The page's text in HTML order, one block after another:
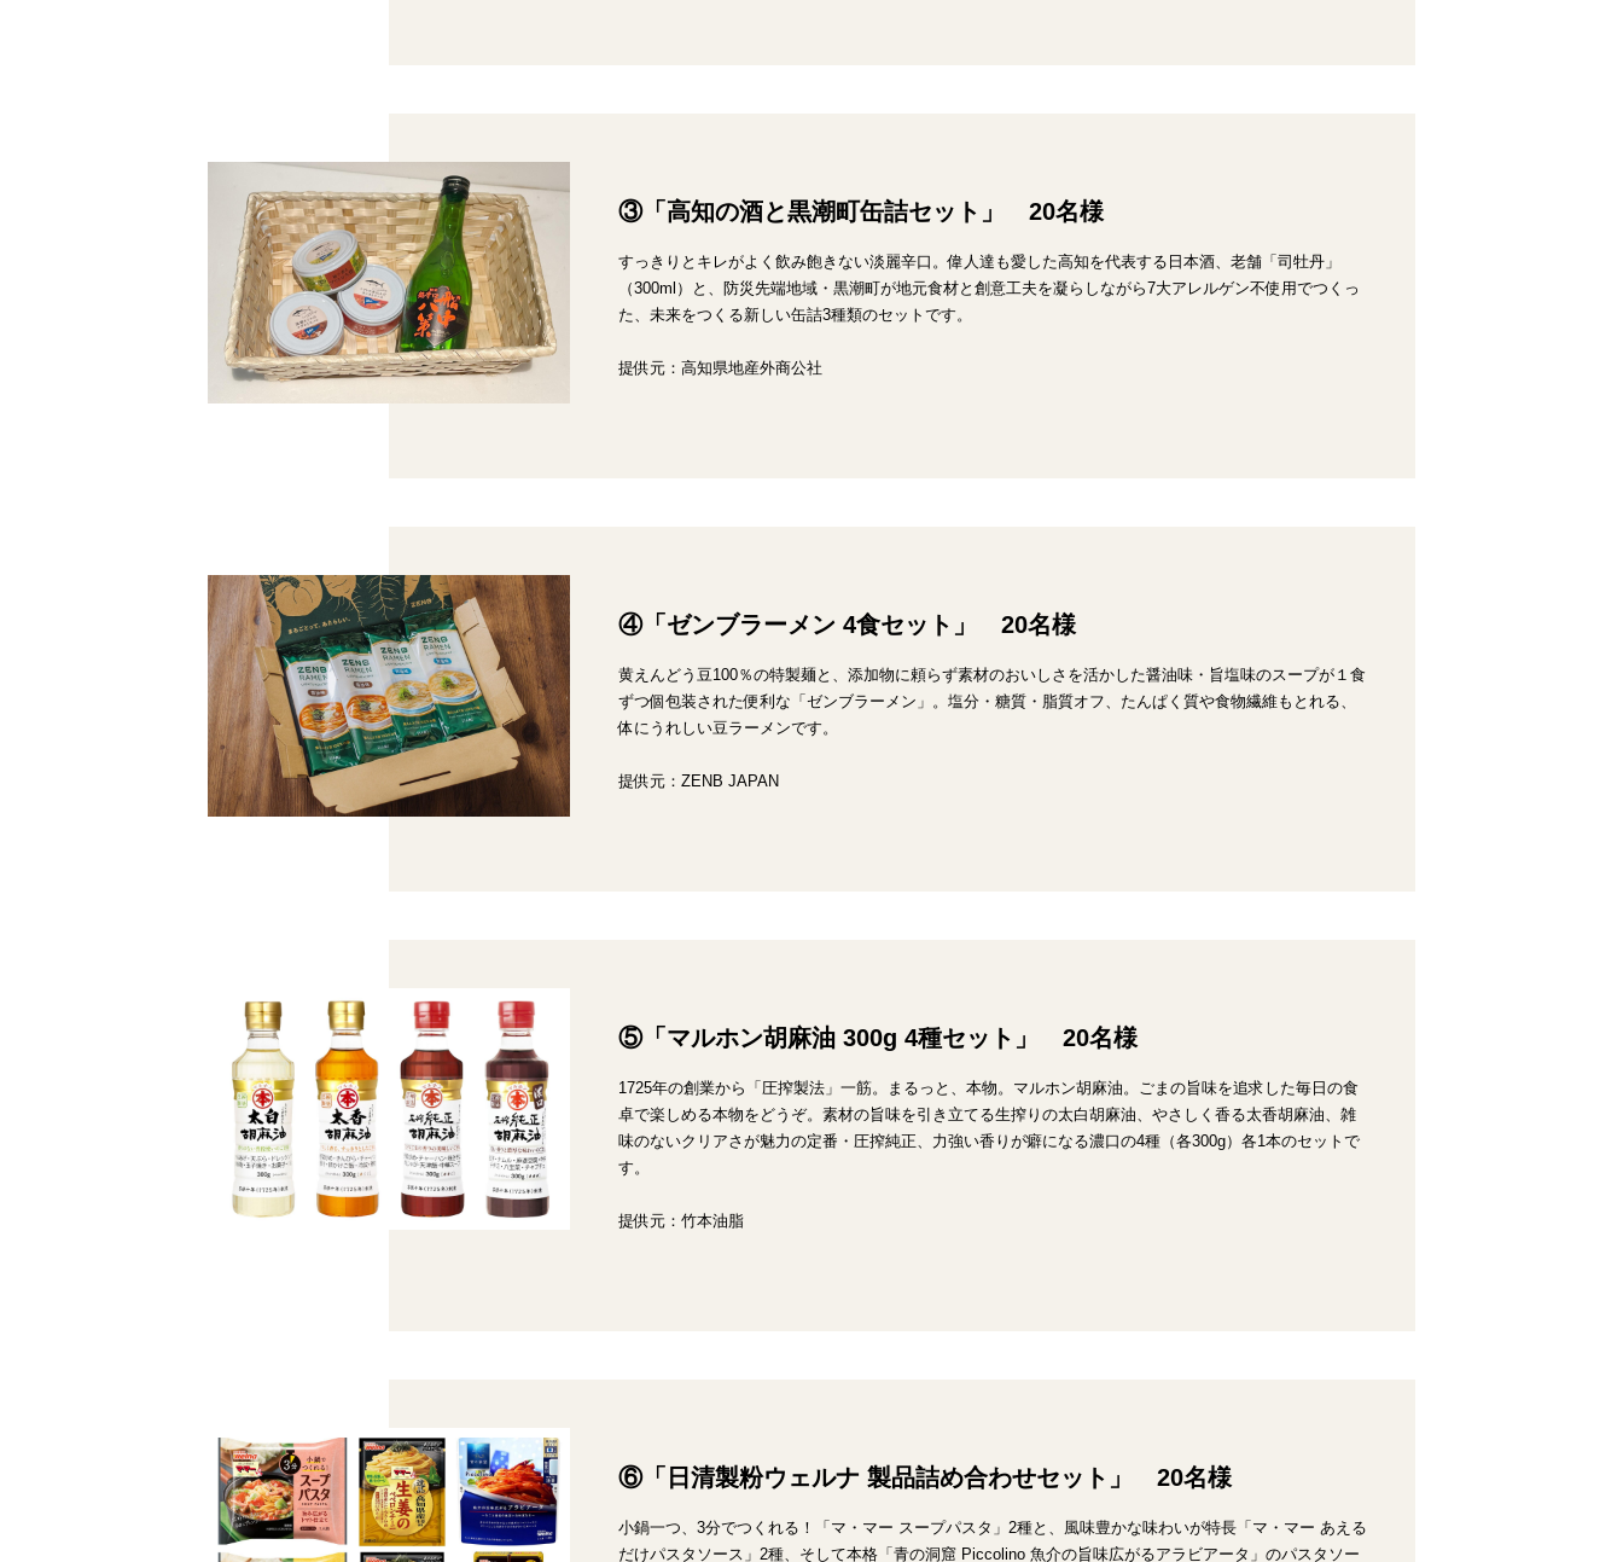
③「高知の酒と黒潮町缶詰セット」 20名様
すっきりとキレがよく飲み飽きない淡麗辛口。偉人達も愛した高知を代表する日本酒、老舗「司牡丹」
（300ml）と、防災先端地域・黒潮町が地元食材と創意工夫を凝らしながら7大アレルゲン不使用でつくっ
た、未来をつくる新しい缶詰3種類のセットです。
提供元：高知県地産外商公社
④「ゼンブラーメン 4食セット」 20名様
黄えんどう豆100％の特製麺と、添加物に頼らず素材のおいしさを活かした醤油味・旨塩味のスープが１食
ずつ個包装された便利な「ゼンブラーメン」。塩分・糖質・脂質オフ、たんぱく質や食物繊維もとれる、
体にうれしい豆ラーメンです。
提供元：ZENB JAPAN
⑤「マルホン胡麻油 300g 4種セット」 20名様
1725年の創業から「圧搾製法」一筋。まるっと、本物。マルホン胡麻油。ごまの旨味を追求した毎日の食
卓で楽しめる本物をどうぞ。素材の旨味を引き立てる生搾りの太白胡麻油、やさしく香る太香胡麻油、雑
味のないクリアさが魅力の定番・圧搾純正、力強い香りが癖になる濃口の4種（各300g）各1本のセットで
す。
提供元：竹本油脂
⑥「日清製粉ウェルナ 製品詰め合わせセット」 20名様
小鍋一つ、3分でつくれる！「マ・マー スープパスタ」2種と、風味豊かな味わいが特長「マ・マー あえる
だけパスタソース」2種、そして本格「青の洞窟 Piccolino 魚介の旨味広がるアラビアータ」のパスタソー